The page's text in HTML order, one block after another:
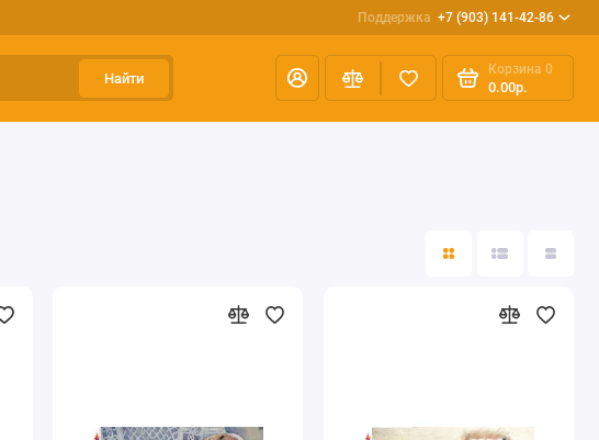
Поддержка +7 (903) 141-42-86
Найти
Корзина 0
0.00р.